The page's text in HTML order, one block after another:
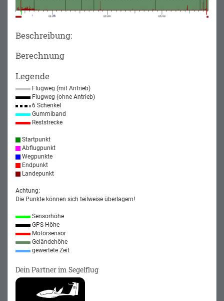
Beschreibung:
Berechnung
Legende
Flugweg (mit Antrieb)
Flugweg (ohne Antrieb)
6 Schenkel
Gummiband
Reststrecke
Startpunkt
Abflugpunkt
Wegpunkte
Endpunkt
Landepunkt
Achtung:
Die Punkte können sich teilweise überlagern!
Sensorhöhe
GPS-Höhe
Motorsensor
Geländehöhe
gewertete Zeit
Dein Partner im Segelflug